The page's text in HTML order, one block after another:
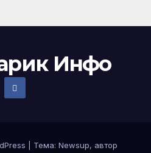
Инфо
Тема: Newsup, автор